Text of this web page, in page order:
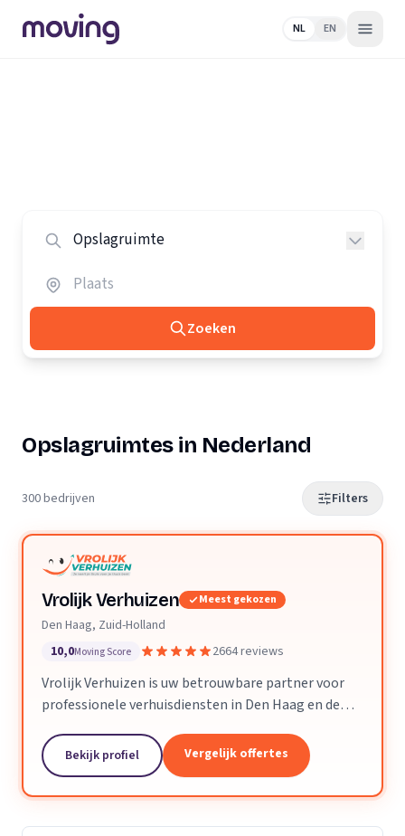
NL EN
Zoeken
Opslagruimtes in Nederland
300 bedrijven Filters
Vrolijk Verhuizen Meest gekozen
Den Haag, Zuid-Holland
10,0Moving Score 2664 reviews
Vrolijk Verhuizen is uw betrouwbare partner voor
professionele verhuisdiensten in Den Haag en de
ervaring en een toegewijd team zorgen wij ervoor
dat uw verhuizing soepel en zorgeloos verloopt.
Bekijk profiel Vergelijk offertes